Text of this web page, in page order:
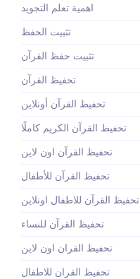
اهمية تعلم التجويد
تثبيت الحفظ
تثبيت حفظ القرآن
تحفيظ القرآن
تحفيظ القرآن أونلاين
تحفيظ القرآن الكريم كاملًا
تحفيظ القرآن اون لاين
تحفيظ القرآن للأطفال
تحفيظ القرآن للاطفال اونلاين
تحفيظ القرآن للنساء
تحفيظ القران اون لاين
تحفيظ القران للاطفال